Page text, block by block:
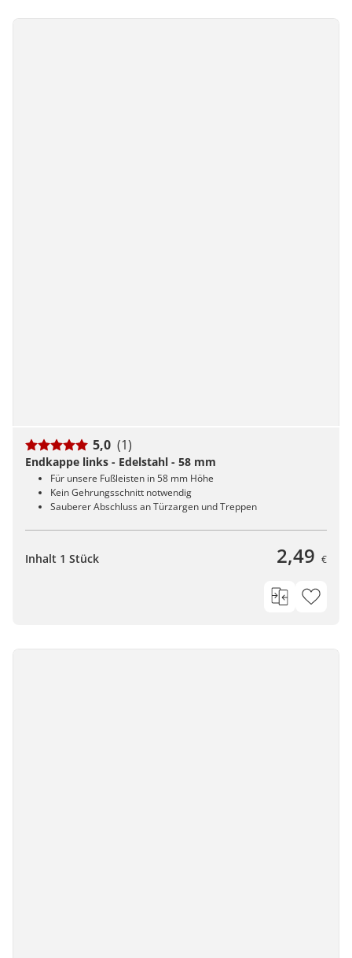
5,0 (1)
Endkappe links - Edelstahl - 58 mm
Für unsere Fußleisten in 58 mm Höhe
Kein Gehrungsschnitt notwendig
Sauberer Abschluss an Türzargen und Treppen
Inhalt 1 Stück 2,49 €